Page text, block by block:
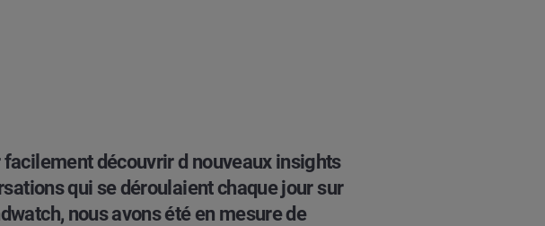
facilement découvrir d nouveaux insights
qui se déroulaient chaque jour sur
nous avons été en mesure de